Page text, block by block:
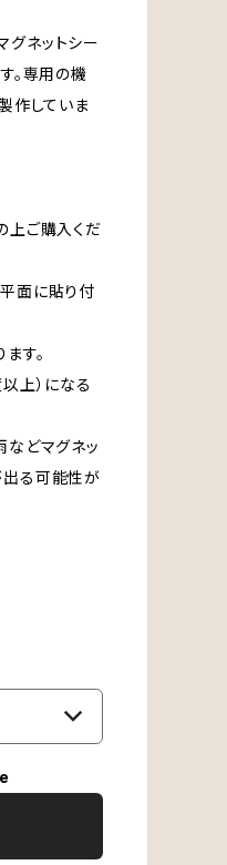
グネットシー
。専用の機
作していま
上ご購入くだ
面に貼り付
す。
上）になる
などマグネッ
出る可能性が